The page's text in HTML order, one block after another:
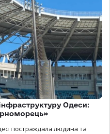
Одеси:
постраждала людина та